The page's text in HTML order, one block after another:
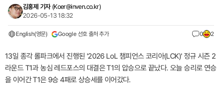
김홍제 기자 (Koer@inven.co.kr)
2026-05-13 18:32
English(영문) Google 선호 출처 추가 0 2
13일 종각 롤파크에서 진행된 '2026 LoL 챔피언스 코리아(LCK)' 정규 시즌 2
라운드 T1과 농심 레드포스의 대결은 T1의 압승으로 끝났다. 오늘 승리로 연승
을 이어간 T1은 9승 4패로 상승세를 이어갔다.